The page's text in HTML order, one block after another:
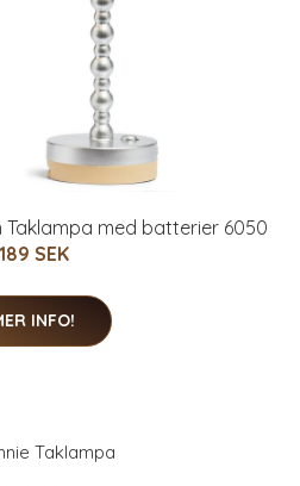
med batterier 6050
189 SEK
INFO!